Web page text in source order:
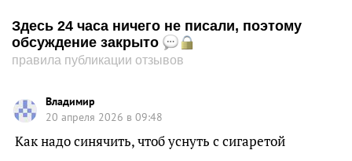
Здесь 24 часа ничего не писали, поэтому
обсуждение закрыто
правила публикации отзывов
Владимир
20 апреля 2026 в 09:48
Как надо синячить, чтоб уснуть с сигаретой